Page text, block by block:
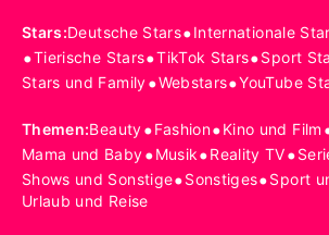
Stars:Deutsche Stars•Internationale
•Tierische Stars•TikTok Stars•Sport
Stars und Family•Webstars•YouTube
Themen:Beauty•Fashion•Kino und Film
Mama und Baby•Musik•Reality TV•
Shows und Sonstige•Sonstiges•Sport
Urlaub und Reise